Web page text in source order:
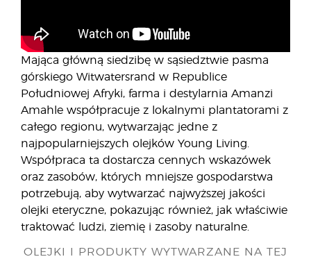
Mająca główną siedzibę w sąsiedztwie pasma
górskiego Witwatersrand w Republice
Południowej Afryki, farma i destylarnia Amanzi
Amahle współpracuje z lokalnymi plantatorami z
całego regionu, wytwarzając jedne z
najpopularniejszych olejków Young Living.
Współpraca ta dostarcza cennych wskazówek
oraz zasobów, których mniejsze gospodarstwa
potrzebują, aby wytwarzać najwyższej jakości
olejki eteryczne, pokazując również, jak właściwie
traktować ludzi, ziemię i zasoby naturalne.
OLEJKI I PRODUKTY WYTWARZANE NA TEJ